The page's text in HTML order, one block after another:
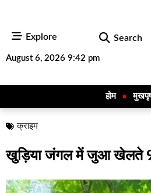
Explore Search
August 6, 2026 9:42 pm
होम
क्राइम
खुड़िया जंगल में जुआ खेलते 9